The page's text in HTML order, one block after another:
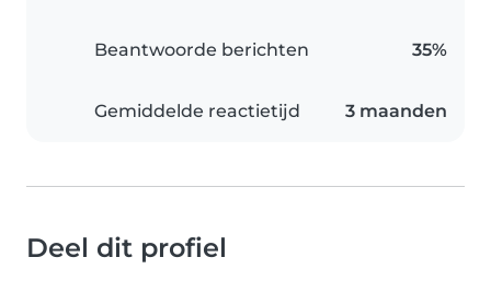
Beantwoorde berichten 35%
Gemiddelde reactietijd 3 maanden
Deel dit profiel